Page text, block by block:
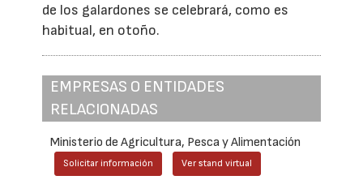
de los galardones se celebrará, como es
habitual, en otoño.
EMPRESAS O ENTIDADES
RELACIONADAS
Ministerio de Agricultura, Pesca y Alimentación
Solicitar información Ver stand virtual